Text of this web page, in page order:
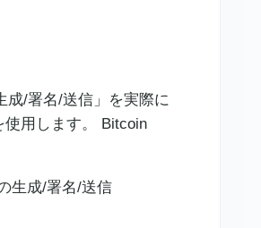
成/署名/送信」を実際に
用します。 Bitcoin